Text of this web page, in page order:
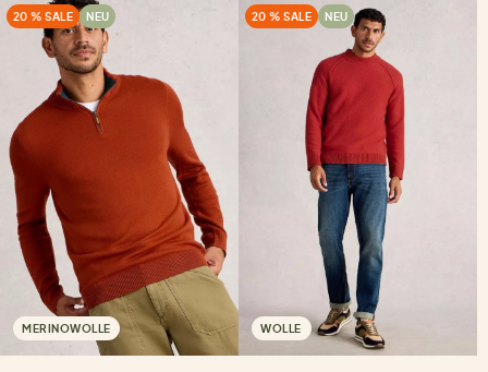
20 % SALE NEU
MERINOWOLLE
20 % SALE NEU
WOLLE